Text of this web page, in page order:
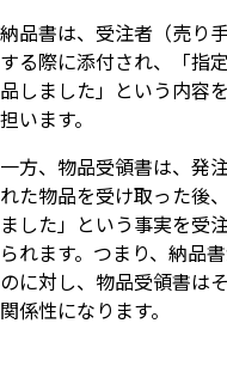
納品書は、受注者（売り
する際に添付され、「指
品しました」という内容
担います。
一方、物品受領書は、発
れた物品を受け取った後
ました」という事実を受
られます。つまり、納品
のに対し、物品受領書は
関係性になります。